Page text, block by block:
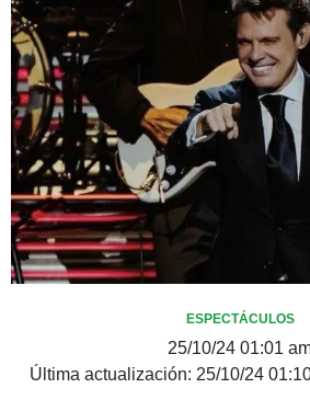
ESPECTÁCULOS
25/10/24 01:01
Última actualización: 25/10/24